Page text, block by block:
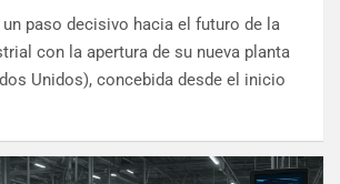
un paso decisivo hacia el futuro de la
con la apertura de su nueva planta
Unidos), concebida desde el inicio